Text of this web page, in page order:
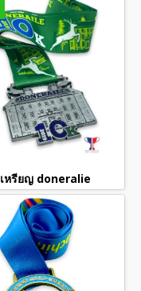
เหรียญ doneralie